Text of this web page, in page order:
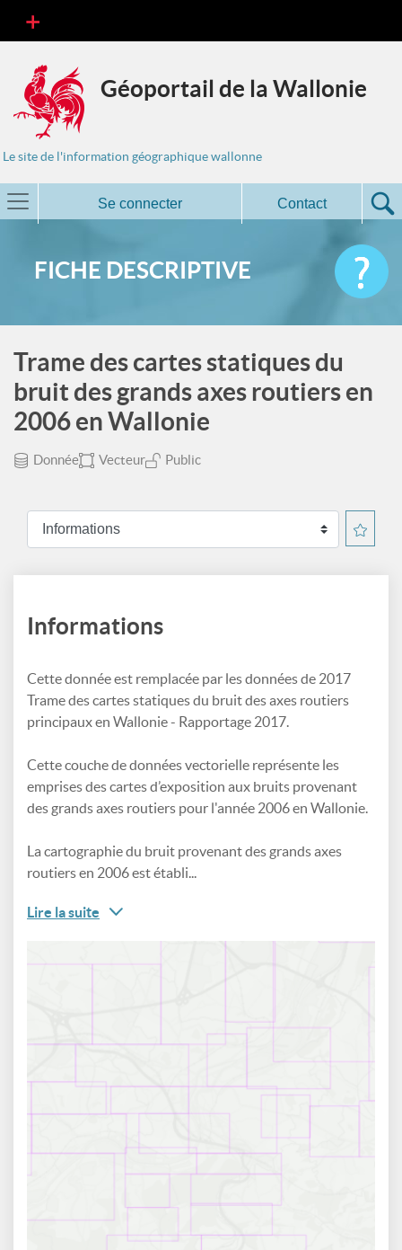
Géoportail de la Wallonie
Le site de l'information géographique wallonne
Se connecter Contact
FICHE DESCRIPTIVE
Trame des cartes statiques du
bruit des grands axes routiers en
2006 en Wallonie
Donnée Vecteur Public
Informations
Cette donnée est remplacée par les données de 2017
Trame des cartes statiques du bruit des axes routiers
principaux en Wallonie - Rapportage 2017.
Cette couche de données vectorielle représente les
emprises des cartes d’exposition aux bruits provenant
des grands axes routiers pour l'année 2006 en Wallonie.
La cartographie du bruit provenant des grands axes
routiers en 2006 est établi...
Lire la suite